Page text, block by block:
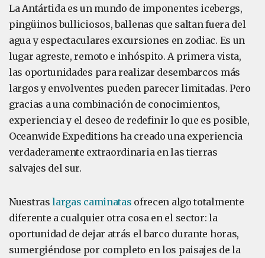
La Antártida es un mundo de imponentes icebergs,
pingüinos bulliciosos, ballenas que saltan fuera del
agua y espectaculares excursiones en zodiac. Es un
lugar agreste, remoto e inhóspito. A primera vista,
las oportunidades para realizar desembarcos más
largos y envolventes pueden parecer limitadas. Pero
gracias a una combinación de conocimientos,
experiencia y el deseo de redefinir lo que es posible,
Oceanwide Expeditions ha creado una experiencia
verdaderamente extraordinaria en las tierras
salvajes del sur.
Nuestraslargas caminatas ofrecen algo totalmente
diferente a cualquier otra cosa en el sector: la
oportunidad de dejar atrás el barco durante horas,
sumergiéndose por completo en los paisajes de la